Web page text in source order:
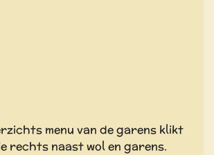
menu van de garens klikt
rechts naast wol en garens.